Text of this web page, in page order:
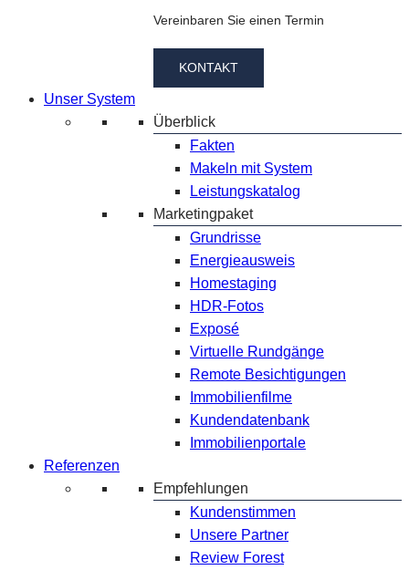
Vereinbaren Sie einen Termin
KONTAKT
Unser System
Überblick
Fakten
Makeln mit System
Leistungskatalog
Marketingpaket
Grundrisse
Energieausweis
Homestaging
HDR-Fotos
Exposé
Virtuelle Rundgänge
Remote Besichtigungen
Immobilienfilme
Kundendatenbank
Immobilienportale
Referenzen
Empfehlungen
Kundenstimmen
Unsere Partner
Review Forest